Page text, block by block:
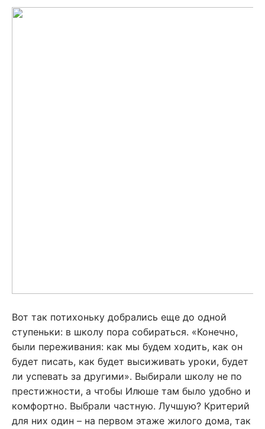
Вот так потихоньку добрались еще до одной
ступеньки: в школу пора собираться. «Конечно,
были переживания: как мы будем ходить, как он
будет писать, как будет высиживать уроки, будет
ли успевать за другими». Выбирали школу не по
престижности, а чтобы Илюше там было удобно и
комфортно. Выбрали частную. Лучшую? Критерий
для них один – на первом этаже жилого дома, так